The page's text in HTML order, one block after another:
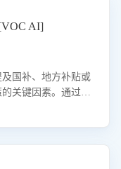
AI]
国补、地方补贴或
关键因素。通过AI
。